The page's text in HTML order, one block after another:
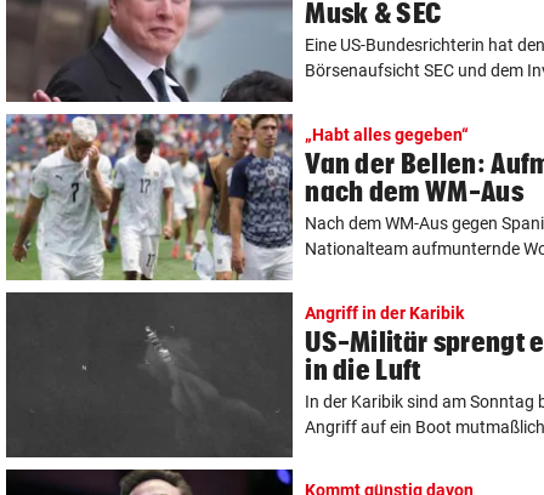
Musk & SEC
Eine US-Bundesrichterin hat
Börsenaufsicht SEC und dem
„Habt alles gegeben“
Van der Bellen:
nach dem WM-Aus
Nach dem WM-Aus gegen
Nationalteam aufmunternde
Angriff in der Karibik
US-Militär sprengt
in die Luft
In der Karibik sind am Sonntag
Angriff auf ein Boot
Kommt günstig davon